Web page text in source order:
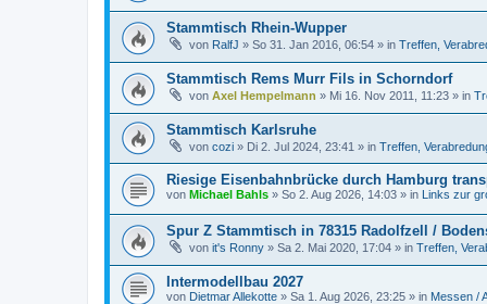
Stammtisch Rhein-Wupper
von RalfJ » So 31. Jan 2016, 06:54 » in Treffen,
Stammtisch Rems Murr Fils in Schorndorf
von Axel Hempelmann » Mi 16. Nov 2011, 11:23 » in
Stammtisch Karlsruhe
von cozi » Di 2. Jul 2024, 23:41 » in Treffen,
Riesige Eisenbahnbrücke durch Hamburg
von Michael Bahls » So 2. Aug 2026, 14:03 » in Links zur
Spur Z Stammtisch in 78315 Radolfzell /
von it's Ronny » Sa 2. Mai 2020, 17:04 » in Treffen,
Intermodellbau 2027
von Dietmar Allekotte » Sa 1. Aug 2026, 23:25 » in Messen /